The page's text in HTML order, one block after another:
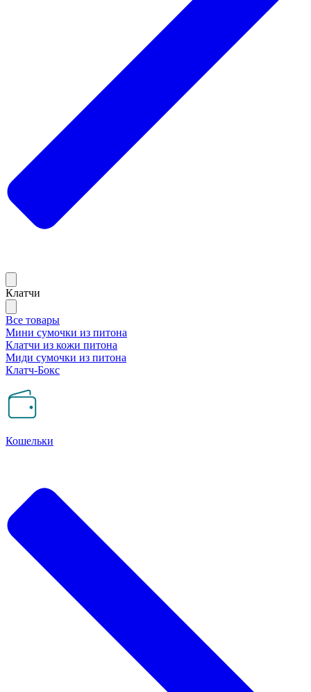
Клатчи
Все товары
Мини сумочки из питона
Клатчи из кожи питона
Миди сумочки из питона
Клатч-Бокс
Кошельки